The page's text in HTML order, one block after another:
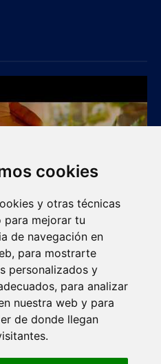
cookies
y otras técnicas
para mejorar tu
de navegación en
para mostrarte
personalizados y
para analizar
nuestra web y para
de donde llegan
comunitaria de Villanueva, La
noticias, cultura, vallenato y
regional.